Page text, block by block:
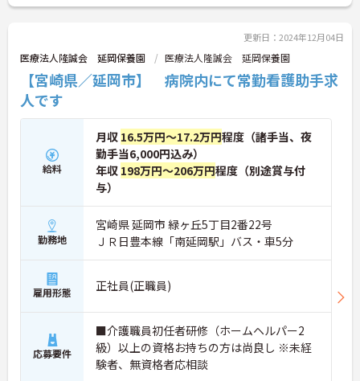
更新日：2024年12月04日
医療法人隆誠会 延岡保養園 医療法人隆誠会 延岡保養園
【宮崎県／延岡市】 病院内にて常勤看護助手求
人です
給料
月収 16.5万円～17.2万円程度（諸手当、夜
勤手当6,000円込み）
年収 198万円～206万円程度（別途賞与付
与）
勤務地
宮崎県 延岡市 緑ヶ丘5丁目2番22号
ＪＲ日豊本線「南延岡駅」バス・車5分
雇用形態 正社員(正職員)
応募要件
■介護職員初任者研修（ホームヘルパー2
級）以上の資格お持ちの方は尚良し ※未経
験者、無資格者応相談